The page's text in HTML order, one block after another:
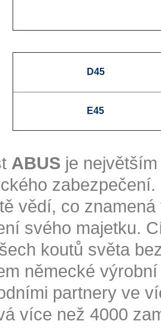
D45
E45
ABUS je
vědí, co
svého majetku.
koutů světa
německé
partnery ve
více než 4000